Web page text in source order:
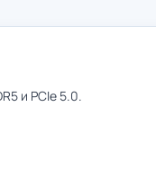
и PCIe 5.0.